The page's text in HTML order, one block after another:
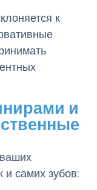
к
и
и самих зубов: